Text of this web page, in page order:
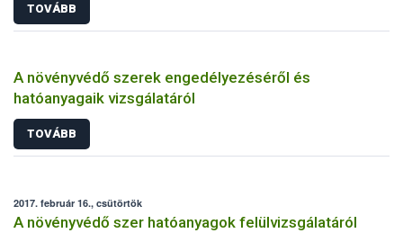
TOVÁBB
A növényvédő szerek engedélyezéséről és
hatóanyagaik vizsgálatáról
TOVÁBB
2017. február 16., csütörtök
A növényvédő szer hatóanyagok felülvizsgálatáról